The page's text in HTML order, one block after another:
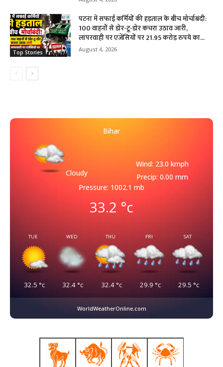
Top Stories
पटना में सफाई कर्मियों की हड़ताल के बीच मोर्चाबंदी:
100 वाहनों से डोर-टू-डोर कचरा उठाव जारी,
लापरवाही पर एजेंसियों पर 21.95 करोड़ रुपये का...
August 4, 2026
Bihar
Cloudy
Wind: 23.0 kmph
Precip: 0.00 mm
Pressure: 1002.1 mb
33.2 °c
TUE
32.5 °c
WED
32.4 °c
THU
32.4°c
FRI
29.9 °c
SAT
29.5 °c
WorldWeatherOnline.com